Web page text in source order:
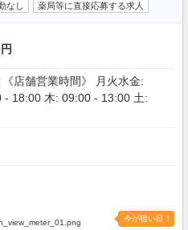
なし 薬局等に直接応募する求人
店舗営業時間》 月火水金:
18:00 木: 09:00 - 13:00 土:
今が狙い目！